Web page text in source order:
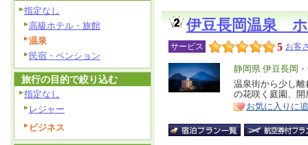
伊豆長岡温泉
サービス 5 お客
エ
リ
ア
静岡県 伊豆長岡
特
徴
温泉街から少し
の花咲く庭園、
お気に入りに
指定なし
高級ホテル・旅館
温泉
民宿・ペンション
旅行の目的で絞り込む
指定なし
レジャー
ビジネス